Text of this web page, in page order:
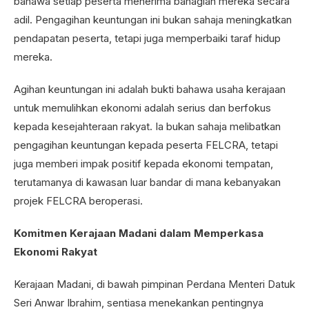
adil. Pengagihan keuntungan ini bukan sahaja meningkatkan
pendapatan peserta, tetapi juga memperbaiki taraf hidup
mereka.
Agihan keuntungan ini adalah bukti bahawa usaha kerajaan
untuk memulihkan ekonomi adalah serius dan berfokus
kepada kesejahteraan rakyat. Ia bukan sahaja melibatkan
pengagihan keuntungan kepada peserta FELCRA, tetapi
juga memberi impak positif kepada ekonomi tempatan,
terutamanya di kawasan luar bandar di mana kebanyakan
projek FELCRA beroperasi.
Komitmen Kerajaan Madani dalam Memperkasa
Ekonomi Rakyat
Kerajaan Madani, di bawah pimpinan Perdana Menteri Datuk
Seri Anwar Ibrahim, sentiasa menekankan pentingnya